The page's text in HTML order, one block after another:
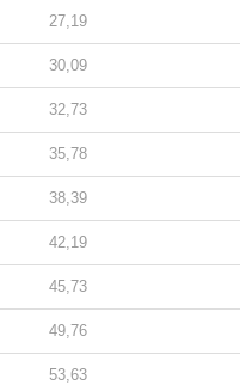
27,19
30,09
32,73
35,78
38,39
42,19
45,73
49,76
53,63